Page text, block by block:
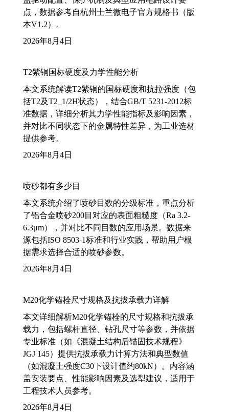
点，数据参考自杭州士兰微电子官方规格书（版
本V1.2）。
2026年8月4日
T2紫铜国标硬度及力学性能分析
本文系统解读T2紫铜的国标硬度和抗拉强度（包
括T2及T2_1/2H状态），结合GB/T 5231-2012标
准数据，详细分析其力学性能指标及影响因素，
并对比不同状态下的金属特性差异，为工业选材
提供参考。
2026年8月4日
喷砂都有多少目
本文系统介绍了喷砂目数的分级标准，重点分析
了铝合金喷砂200目对应的表面粗糙度（Ra 3.2-
6.3μm），并对比不同目数的应用场景。数据来
源包括ISO 8503-1标准和行业实践，帮助用户根
据需求选择合适的喷砂参数。
2026年8月4日
M20化学锚栓尺寸规格及抗拔承载力详解
本文详细解析M20化学锚栓的尺寸规格和抗拔承
载力，包括螺杆直径、钻孔尺寸等参数，并依据
专业标准（如《混凝土结构后锚固技术规程》
JGJ 145）提供抗拔承载力计算方法和典型数值
（如混凝土强度C30下设计值约80kN）。内容涵
盖安装要点、性能影响因素及选型建议，适用于
工程技术人员参考。
2026年8月4日